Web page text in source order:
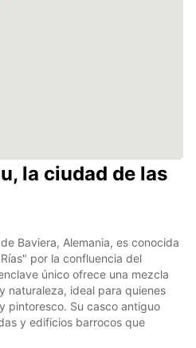
la ciudad de las
Baviera, Alemania, es conocida
por la confluencia del
único ofrece una mezcla
naturaleza, ideal para quienes
pintoresco. Su casco antiguo
y edificios barrocos que